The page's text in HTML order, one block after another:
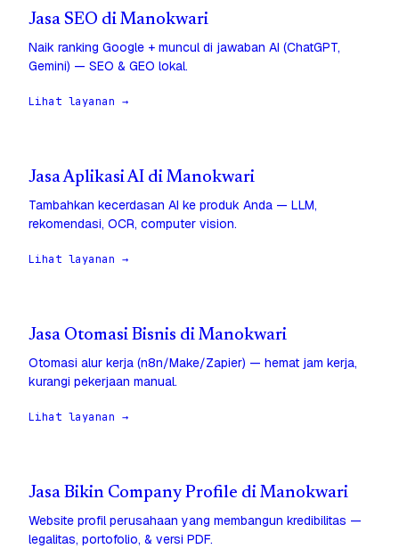
Jasa SEO di Manokwari
Naik ranking Google + muncul di jawaban AI (ChatGPT,
Gemini) — SEO & GEO lokal.
Lihat layanan →
Jasa Aplikasi AI di Manokwari
Tambahkan kecerdasan AI ke produk Anda — LLM,
rekomendasi, OCR, computer vision.
Lihat layanan →
Jasa Otomasi Bisnis di Manokwari
Otomasi alur kerja (n8n/Make/Zapier) — hemat jam kerja,
kurangi pekerjaan manual.
Lihat layanan →
Jasa Bikin Company Profile di Manokwari
Website profil perusahaan yang membangun kredibilitas —
legalitas, portofolio, & versi PDF.